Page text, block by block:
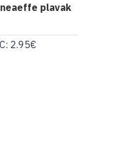
plavak
2.95€